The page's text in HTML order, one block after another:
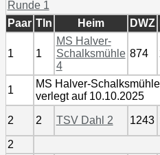
Runde 1
Paar Tln Heim DWZ
1 1
MS Halver-
Schalksmühle
4
874
1
MS Halver-
verlegt auf 10.10.2025
2 2 TSV Dahl 2 1243
2